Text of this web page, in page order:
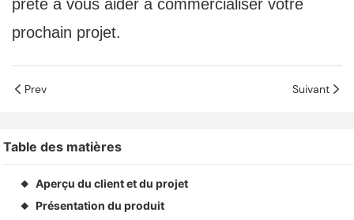
prête à vous aider à commercialiser votre
prochain projet.
Prev Suivant
Table des matières
◆ Aperçu du client et du projet
◆ Présentation du produit